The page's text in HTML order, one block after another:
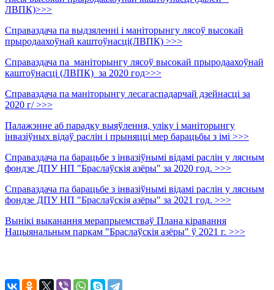
ЛВПК)>>>
Справаздача па выдзяленні і маніторынгу лясоў высокай
прыродаахоўнай каштоўнасці(ЛВПК) >>>
Справаздача па маніторынгу лясоў высокай прыродаахоўнай
каштоўнасці (ЛВПК) за 2020 год>>>
Справаздача па маніторынгу лесагаспадарчай дзейнасці за
2020 г/ >>>
Палажэнне аб парадку выяўлення, уліку і маніторынгу
інвазіўных відаў раслін і прыняцці мер барацьбы з імі >>>
Справаздача па барацьбе з інвазіўнымі відамі раслін у лясным
фондзе ДПУ НП "Браслаўскія азёры" за 2020 год. >>>
Справаздача па барацьбе з інвазіўнымі відамі раслін у лясным
фондзе ДПУ НП "Браслаўскія азёры" за 2021 год. >>>
Вынікі выканання мерапрыемстваў Плана кіравання
Нацыянальным паркам "Браслаўскія азёры" ў 2021 г. >>>